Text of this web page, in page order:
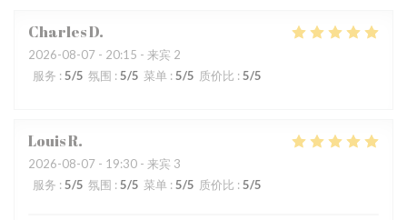
CharlesD
2026-08-07 - 20:15 - 来宾 2
服务 : 5/5 氛围 : 5/5 菜单 : 5/5 质价比 : 5/5
LouisR
2026-08-07 - 19:30 - 来宾 3
服务 : 5/5 氛围 : 5/5 菜单 : 5/5 质价比 : 5/5